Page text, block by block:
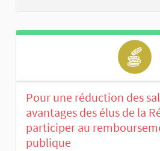
Pour une réduction des
avantages des élus de la
participer au
publique